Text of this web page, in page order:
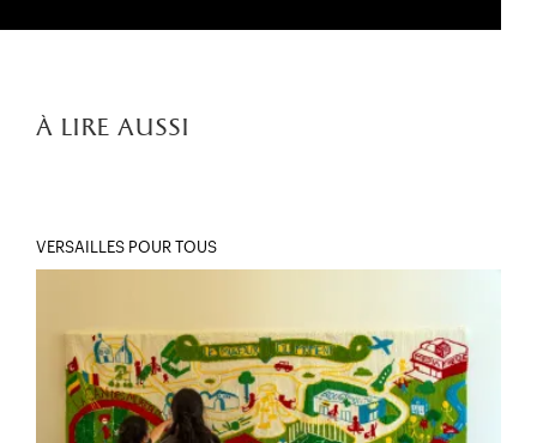
à lire aussi
VERSAILLES POUR TOUS